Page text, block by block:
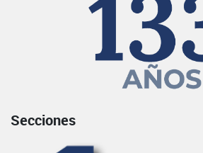
Secciones